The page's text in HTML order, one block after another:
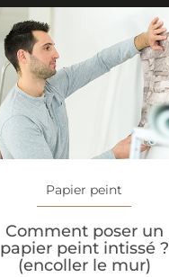
Papier peint
Comment poser un
papier peint intissé ?
(encoller le mur)